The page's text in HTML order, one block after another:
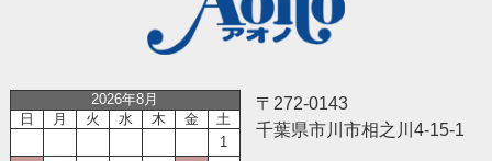
2026年8月
日
月 火 水 木 金
土
1
〒272-0143
千葉県市川市相之川4-15-1